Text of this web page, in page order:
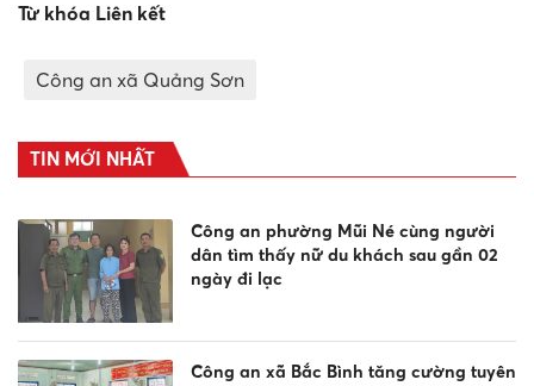
Từ khóa Liên kết
Công an xã Quảng Sơn
TIN MỚI NHẤT
Công an phường Mũi Né cùng người
dân tìm thấy nữ du khách sau gần 02
ngày đi lạc
Công an xã Bắc Bình tăng cường tuyên